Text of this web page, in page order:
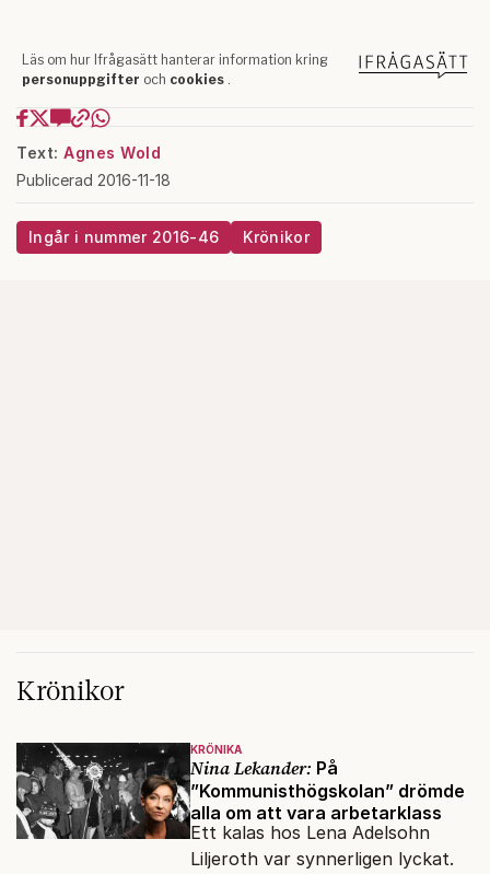
Text: Agnes Wold
Publicerad 2016-11-18
Ingår i nummer 2016-46 Krönikor
Krönikor
KRÖNIKA
Nina Lekander: På
”Kommunisthögskolan” drömde
alla om att vara arbetarklass
Ett kalas hos Lena Adelsohn
Liljeroth var synnerligen lyckat.